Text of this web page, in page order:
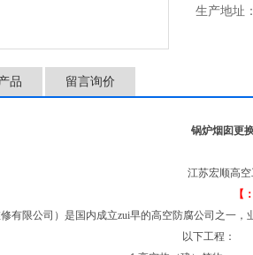
生产地址：
品 留言询价
锅炉烟囱更
江苏宏顺高
【
有限公司）是国内成立zui早的高空防腐公司之一
以下